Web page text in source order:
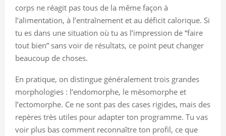
corps ne réagit pas tous de la même façon à
l’alimentation, à l’entraînement et au déficit calorique. Si
tu es dans une situation où tu as l’impression de “faire
tout bien” sans voir de résultats, ce point peut changer
beaucoup de choses.
En pratique, on distingue généralement trois grandes
morphologies : l’endomorphe, le mésomorphe et
l’ectomorphe. Ce ne sont pas des cases rigides, mais des
repères très utiles pour adapter ton programme. Tu vas
voir plus bas comment reconnaître ton profil, ce que